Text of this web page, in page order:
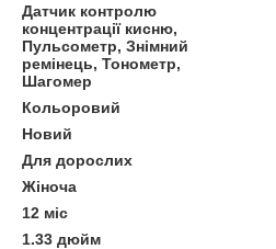
Датчик контролю
концентрації кисню,
Пульсометр, Знімний
ремінець, Тонометр,
Шагомер
Кольоровий
Новий
Для дорослих
Жіноча
12 міс
1.33 дюйм